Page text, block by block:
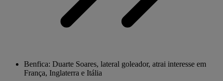
Benfica: Duarte Soares, lateral goleador, atrai interesse em
França, Inglaterra e Itália